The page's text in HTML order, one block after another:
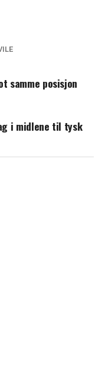
samme posisjon
i midlene til tysk